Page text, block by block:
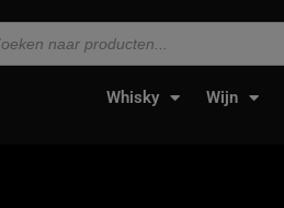
Whisky Wijn